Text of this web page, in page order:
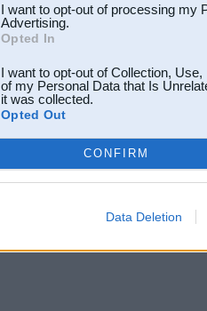
I want to opt-out of processing my
Advertising.
Opted In
I want to opt-out of Collection,
of my Personal Data that Is
it was collected.
Opted Out
CONFIRM
Data Deletion